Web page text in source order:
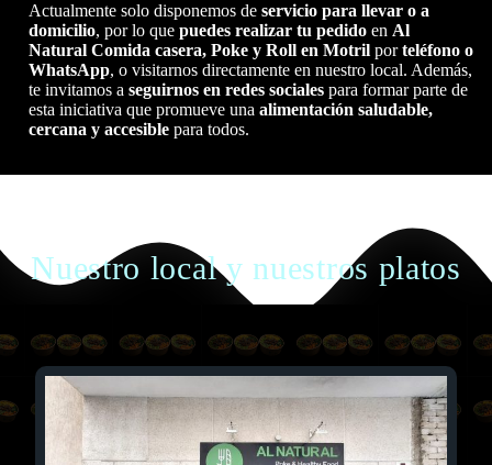
Actualmente solo disponemos de servicio para llevar o a
domicilio, por lo que puedes realizar tu pedido en Al
Natural Comida casera, Poke y Roll en Motril porteléfono o
WhatsApp, o visitarnos directamente en nuestro local. Además,
te invitamos a seguirnos en redes sociales para formar parte de
esta iniciativa que promueve una alimentación saludable,
cercana y accesible para todos.
Nuestro local y nuestros platos